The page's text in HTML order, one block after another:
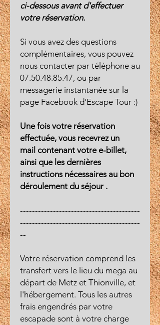
ci-dessous avant d'effectuer
votre réservation.
Si vous avez des questions
complémentaires, vous pouvez
nous contacter par téléphone au
07.50.48.85.47, ou par
messagerie instantanée sur la
page Facebook d'Escape Tour :)
Une fois votre réservation
effectuée, vous recevrez un
mail contenant votre e-billet,
ainsi que les dernières
instructions nécessaires au bon
déroulement du séjour .
----------------------------------------
----------------------------------------
--
Votre réservation comprend les
transfert vers le lieu du mega au
départ de Metz et Thionville, et
l'hébergement. Tous les autres
frais engendrés par votre
escapade sont à votre charge